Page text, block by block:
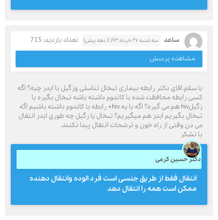
ساعد سه شنبه ۲۷ خرداد ۹۳( 1 دهه پیش)
تعداد بازدید: 715
مشاهده پرسش
با سلام.اقای دکتر رابطه بیماری تبخال تناسلی وزگیل با ایدز چیه؟ اگه
کسی رابطه محافظت شده با کاندوم داشته باشه تبخال بگیره یا
زگیلhiv هم می گیره؟ اگه با یه hiv+ رابطه با کاندوم داشته باشیم اگه
تبخال بگیریم ایدز هم میگیریم؟ تبخال یا زگیل چه طوری ایدز انتقال
می دن وقتی از راه خون و ترشحات انتقال پیدا نکنند.
با تشکر
دکتر حسین کرمی
انتقال فقط از طریق جنسی است فرد الوده وانتقال دهنده
ممکن است همه را انتقال دهد